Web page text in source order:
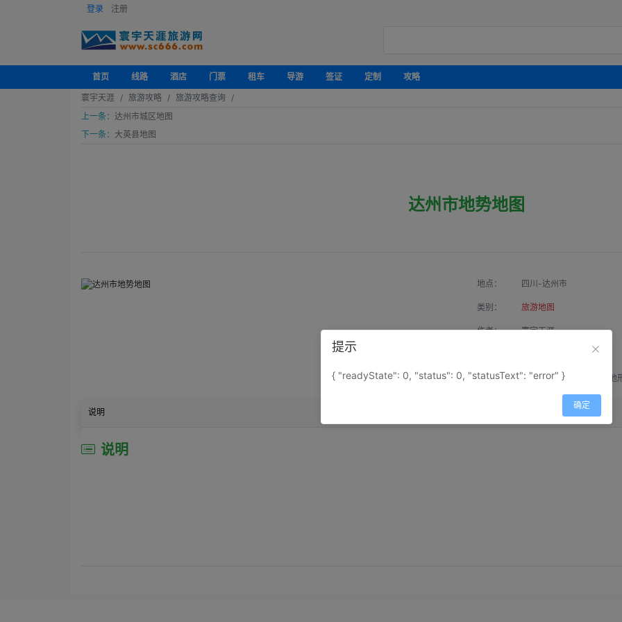
登录 注册
首页 线路 酒店 门票 租车 导游 签证 定制
攻略
寰宇天涯
旅游攻略
旅游攻略查询
上一条： 达州市城区地图
下一条： 大英县地图
达州市地势地图
地点： 四川-达州市
类别： 旅游地图
作者： 寰宇天涯
属性： 地图属性： 地图类型-地
说明
说明
提示
{ "readyState": 0, "status": 0, "statusText": "error" }
确定